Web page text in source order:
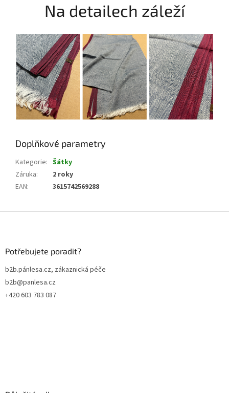
Na detailech záleží
Doplňkové parametry
Kategorie: Šátky
Záruka:
2 roky
EAN: 3615742569288
Potřebujete poradit?
b2b.pánlesa.cz, zákaznická péče
b2b@panlesa.cz
+420 603 783 087